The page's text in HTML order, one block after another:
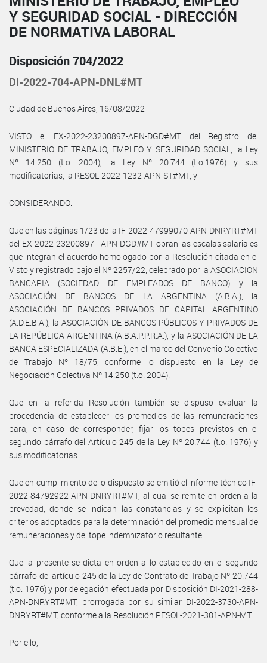
Y SEGURIDAD SOCIAL - DIRECCIÓN
DE NORMATIVA LABORAL
Disposición 704/2022
DI-2022-704-APN-DNL#MT
Ciudad de Buenos Aires, 16/08/2022
VISTO el EX-2022-23200897-APN-DGD#MT del Registro del
MINISTERIO DE TRABAJO, EMPLEO Y SEGURIDAD SOCIAL, la Ley
Nº 14.250 (t.o. 2004), la Ley Nº 20.744 (t.o.1976) y sus
modificatorias, la RESOL-2022-1232-APN-ST#MT, y
CONSIDERANDO:
Que en las páginas 1/23 de la IF-2022-47999070-APN-DNRYRT#MT
del EX-2022-23200897- -APN-DGD#MT obran las escalas salariales
que integran el acuerdo homologado por la Resolución citada en el
Visto y registrado bajo el Nº 2257/22, celebrado por la ASOCIACION
BANCARIA (SOCIEDAD DE EMPLEADOS DE BANCO) y la
ASOCIACIÓN DE BANCOS DE LA ARGENTINA (A.B.A.), la
ASOCIACIÓN DE BANCOS PRIVADOS DE CAPITAL ARGENTINO
(A.D.E.B.A.), la ASOCIACIÓN DE BANCOS PÚBLICOS Y PRIVADOS DE
LA REPÚBLICA ARGENTINA (A.B.A.P.P.R.A.), y la ASOCIACIÓN DE LA
BANCA ESPECIALIZADA (A.B.E.), en el marco del Convenio Colectivo
de Trabajo Nº 18/75, conforme lo dispuesto en la Ley de
Negociación Colectiva Nº 14.250 (t.o. 2004).
Que en la referida Resolución también se dispuso evaluar la
procedencia de establecer los promedios de las remuneraciones
para, en caso de corresponder, fijar los topes previstos en el
segundo párrafo del Artículo 245 de la Ley Nº 20.744 (t.o. 1976) y
sus modificatorias.
Que en cumplimiento de lo dispuesto se emitió el informe técnico IF-
2022-84792922-APN-DNRYRT#MT, al cual se remite en orden a la
brevedad, donde se indican las constancias y se explicitan los
criterios adoptados para la determinación del promedio mensual de
remuneraciones y del tope indemnizatorio resultante.
Que la presente se dicta en orden a lo establecido en el segundo
párrafo del artículo 245 de la Ley de Contrato de Trabajo Nº 20.744
(t.o. 1976) y por delegación efectuada por Disposición DI-2021-288-
APN-DNRYRT#MT, prorrogada por su similar DI-2022-3730-APN-
DNRYRT#MT, conforme a la Resolución RESOL-2021-301-APN-MT.
Por ello,